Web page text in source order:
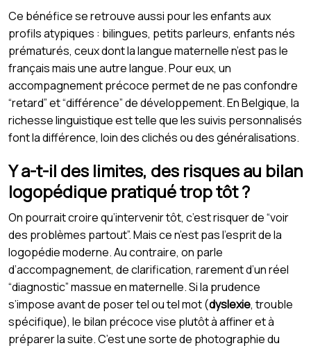
Ce bénéfice se retrouve aussi pour les enfants aux
profils atypiques : bilingues, petits parleurs, enfants nés
prématurés, ceux dont la langue maternelle n’est pas le
français mais une autre langue. Pour eux, un
accompagnement précoce permet de ne pas confondre
“retard” et “différence” de développement. En Belgique, la
richesse linguistique est telle que les suivis personnalisés
font la différence, loin des clichés ou des généralisations.
Y a-t-il des limites, des risques au bilan
logopédique pratiqué trop tôt ?
On pourrait croire qu’intervenir tôt, c’est risquer de “voir
des problèmes partout”. Mais ce n’est pas l’esprit de la
logopédie moderne. Au contraire, on parle
d’accompagnement, de clarification, rarement d’un réel
“diagnostic” massue en maternelle. Si la prudence
s’impose avant de poser tel ou tel mot (dyslexie, trouble
spécifique), le bilan précoce vise plutôt à affiner et à
préparer la suite. C’est une sorte de photographie du